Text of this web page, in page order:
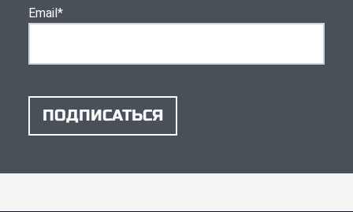
Email*
ПОДПИСАТЬСЯ